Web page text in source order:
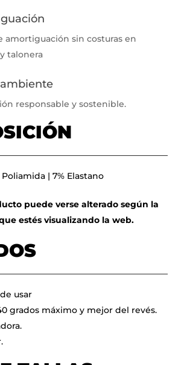
hay productos en el carrito.
amortiguación sin costuras en
talonera
responsable y sostenible.
| 7% Elastano
puede verse alterado según la
estés visualizando la web.
usar
grados máximo y mejor del revés.